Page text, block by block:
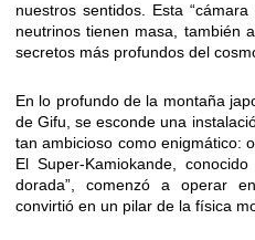
nuestros sentidos. Esta
neutrinos tienen masa, también
secretos más profundos del
En lo profundo de la montaña
de Gifu, se esconde una
tan ambicioso como enigmático:
El Super-Kamiokande,
dorada”, comenzó a operar
convirtió en un pilar de la física